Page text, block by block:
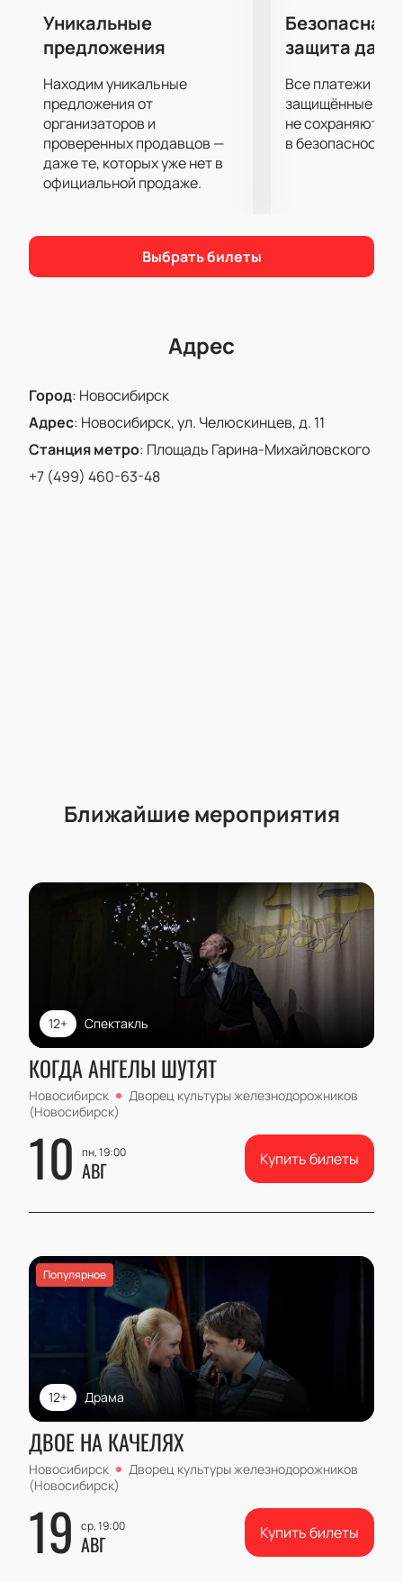
Уникальные
предложения
Находим уникальные
предложения от
организаторов и
проверенных продавцов —
даже те, которых уже нет в
официальной продаже.
Безопасная
защита
Все платежи
защищённые
не сохраняются
в безопасности.
Выбрать билеты
Адрес
Город: Новосибирск
Адрес: Новосибирск, ул. Челюскинцев, д. 11
Станция метро: Площадь Гарина-Михайловского
+7 (499) 460-63-48
Ближайшие мероприятия
Спектакль
12+
КОГДА АНГЕЛЫ ШУТЯТ
Новосибирск
Дворец культуры железнодорожников
(Новосибирск)
10 пн, 19:00
АВГ Купить билеты
Популярное
Драма
12+
ДВОЕ НА КАЧЕЛЯХ
Новосибирск
Дворец культуры железнодорожников
(Новосибирск)
19 ср, 19:00
АВГ Купить билеты